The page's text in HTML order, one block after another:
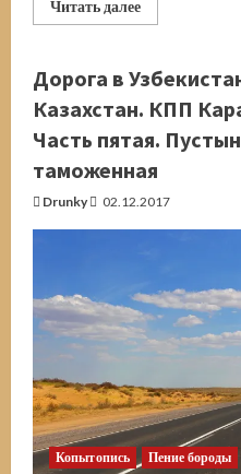
Читать далееПрочитать
больше
Дранки
собрался
Баскунчак
в
Первая.
Дорога в
Казахстан. КПП
Часть пятая.
таможенная
Drunky 02.12.2017
Копытопись
Пение бороды